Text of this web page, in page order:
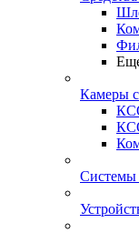
Камеры
Системы